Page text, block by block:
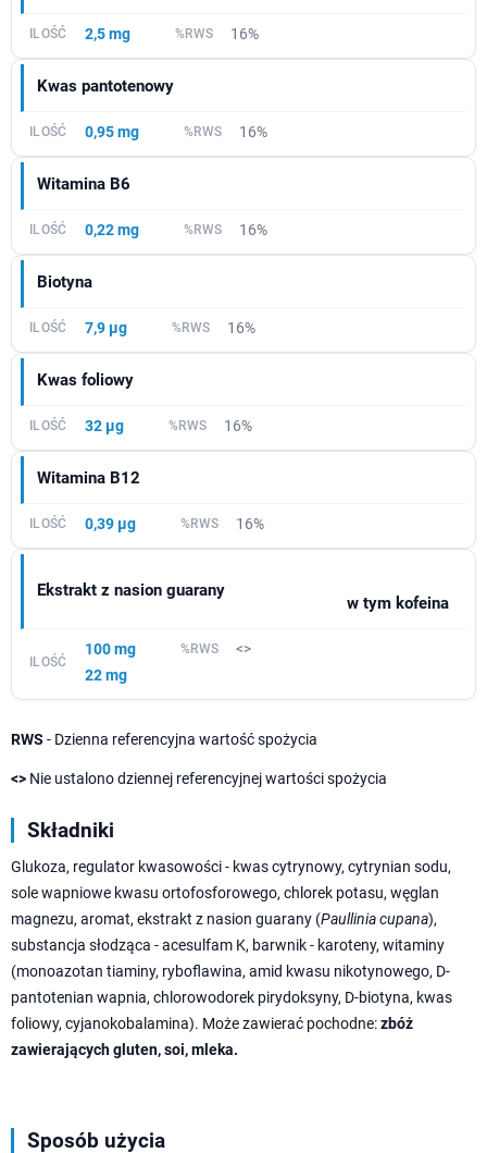
2,5 mg 16%
Kwas pantotenowy
0,95 mg 16%
Witamina B6
0,22 mg 16%
Biotyna
7,9 µg 16%
Kwas foliowy
32 µg 16%
Witamina B12
0,39 µg 16%
Ekstrakt z nasion guarany
w tym kofeina
100 mg
22 mg
<>
RWS - Dzienna referencyjna wartość spożycia
<> Nie ustalono dziennej referencyjnej wartości spożycia
Składniki
Glukoza, regulator kwasowości - kwas cytrynowy, cytrynian sodu,
sole wapniowe kwasu ortofosforowego, chlorek potasu, węglan
magnezu, aromat, ekstrakt z nasion guarany (Paullinia cupana),
substancja słodząca - acesulfam K, barwnik - karoteny, witaminy
(monoazotan tiaminy, ryboflawina, amid kwasu nikotynowego, D-
pantotenian wapnia, chlorowodorek pirydoksyny, D-biotyna, kwas
foliowy, cyjanokobalamina). Może zawierać pochodne:zbóż
zawierających gluten, soi, mleka.
Sposób użycia